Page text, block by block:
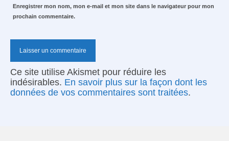
Enregistrer mon nom, mon e-mail et mon site dans le navigateur pour mon
prochain commentaire.
Ce site utilise Akismet pour réduire les
indésirables. En savoir plus sur la façon dont les
données de vos commentaires sont traitées.